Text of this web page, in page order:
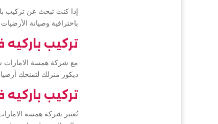
إذا كنت تبحث عن تركيب
باحترافية وصيانة
تركيب
مع شركة همسة الامارات
ديكور منزلك لتمنحك
تركيب
تُعتبر شركة همسة